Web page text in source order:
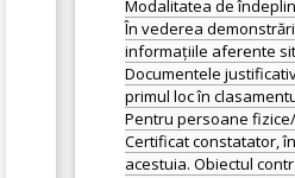
Modalitatea de
În vederea
informațiile aferente
Documentele
primul loc în
Pentru persoane
Certificat constatator,
acestuia. Obiectul